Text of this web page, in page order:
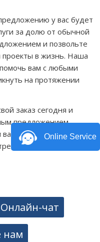
у вас будет
за долю от обычной
и позвольте
проекты в жизнь. Наша
вам с любыми
на протяжении
заказ сегодня и
предложением
ответа и будем
в сборке
Онлайн-чат
нам
Online Service